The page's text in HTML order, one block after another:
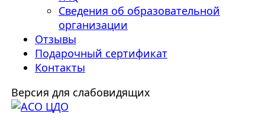
Сведения об образовательной
организации
Отзывы
Подарочный сертификат
Контакты
Версия для слабовидящих